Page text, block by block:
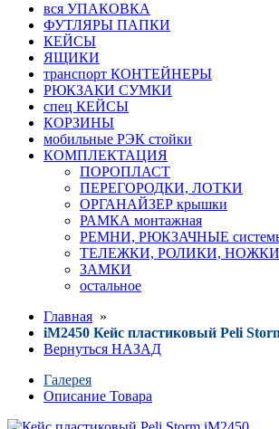
вся УПАКОВКА
ФУТЛЯРЫ ПАПКИ
КЕЙСЫ
ЯЩИКИ
транспорт КОНТЕЙНЕРЫ
РЮКЗАКИ СУМКИ
спец КЕЙСЫ
КОРЗИНЫ
мобильные РЭК стойки
КОМПЛЕКТАЦИЯ
ПОРОПЛАСТ
ПЕРЕГОРОДКИ, ЛОТКИ
ОРГАНАЙЗЕР крышки
РАМКА монтажная
РЕМНИ, РЮКЗАЧНЫЕ
ТЕЛЕЖКИ, РОЛИКИ, НОЖКИ
ЗАМКИ
остальное
Главная »
iM2450 Кейс пластиковый Peli
Вернуться НАЗАД
Галерея
Описание Товара